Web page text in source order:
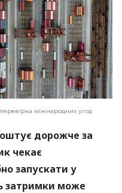
міжнародних угод
дорожче за
чекає
запускати у
затримки може